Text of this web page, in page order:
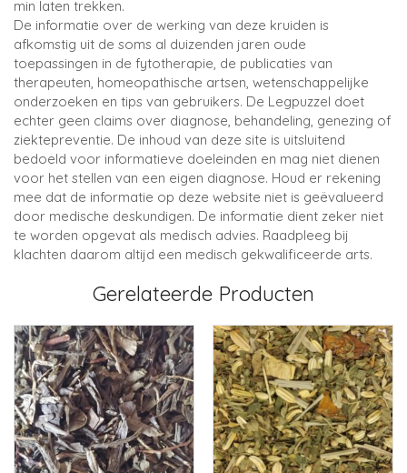
min laten trekken.
De informatie over de werking van deze kruiden is
afkomstig uit de soms al duizenden jaren oude
toepassingen in de fytotherapie, de publicaties van
therapeuten, homeopathische artsen, wetenschappelijke
onderzoeken en tips van gebruikers. De Legpuzzel doet
echter geen claims over diagnose, behandeling, genezing of
ziektepreventie. De inhoud van deze site is uitsluitend
bedoeld voor informatieve doeleinden en mag niet dienen
voor het stellen van een eigen diagnose. Houd er rekening
mee dat de informatie op deze website niet is geëvalueerd
door medische deskundigen. De informatie dient zeker niet
te worden opgevat als medisch advies. Raadpleeg bij
klachten daarom altijd een medisch gekwalificeerde arts.
Gerelateerde Producten